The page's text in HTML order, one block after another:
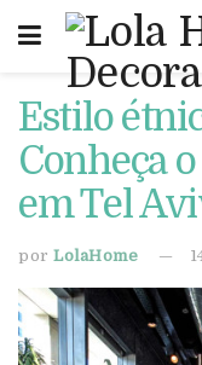
Estilo
Conheça
em Tel
por LolaHome